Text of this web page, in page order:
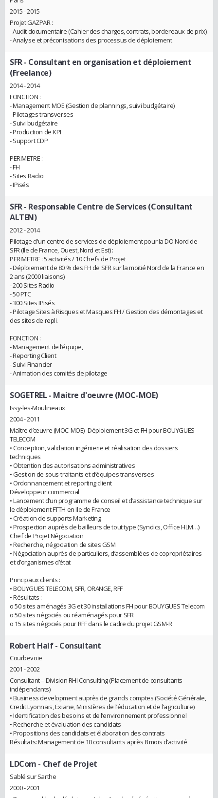
2015 - 2015
Projet GAZPAR :
- Audit documentaire (Cahier des charges, contrats, bordereaux de prix).
- Analyse et préconisations des processus de déploiement
SFR- Consultant en organisation et déploiement
(Freelance)
2014 - 2014
FONCTION :
- Management MOE (Gestion de plannings, suivi budgétaire)
- Pilotages transverses
- Suivi budgétaire
- Production de KPI
- Support CDP
PERIMETRE :
- FH
- Sites Radio
- IPisés
SFR- Responsable Centre de Services (Consultant
ALTEN)
2012 - 2014
Pilotage d'un centre de services de déploiement pour la DO Nord de
SFR (Ile de France, Ouest, Nord et Est) :
PERIMETRE : 5 activités / 10 Chefs de Projet
- Déploiement de 80 % des FH de SFR sur la moitié Nord de la France en
2 ans (2000 liaisons).
- 200 Sites Radio
- 50 PTC
- 300 Sites IPisés
- Pilotage Sites à Risques et Masques FH / Gestion des démontages et
des sites de repli.
FONCTION :
- Management de l’équipe,
- Reporting Client
- Suivi Financier
- Animation des comités de pilotage
SOGETREL - Maitre d'oeuvre (MOC-MOE)
Issy-les-Moulineaux
2004 - 2011
Maître d’œuvre (MOC-MOE)- Déploiement 3G et FH pour BOUYGUES
TELECOM
• Conception, validation ingénierie et réalisation des dossiers
techniques
• Obtention des autorisations administratives
• Gestion de sous-traitants et d’équipes transverses
• Ordonnancement et reporting client
Développeur commercial
• Lancement d’un programme de conseil et d’assistance technique sur
le déploiement FTTH en Ile de France
• Création de supports Marketing
• Prospection auprès de bailleurs de tout type (Syndics, Office HLM…)
Chef de Projet Négociation
• Recherche, négociation de sites GSM
• Négociation auprès de particuliers, d’assemblées de copropriétaires
et d’organismes d’état
Principaux clients :
• BOUYGUES TELECOM, SFR, ORANGE, RFF
• Résultats :
o 50 sites aménagés 3G et 30 installations FH pour BOUYGUES Telecom
o 50 sites négociés ou réaménagés pour SFR
o 15 sites négociés pour RFF dans le cadre du projet GSM-R
Robert Half- Consultant
Courbevoie
2001 - 2002
Consultant – Division RHI Consulting (Placement de consultants
indépendants)
• Business development auprès de grands comptes (Société Générale,
Credit Lyonnais, Exiane, Ministères de l’éducation et de l’agriculture)
• Identification des besoins et de l’environnement professionnel
• Recherche et évaluation des candidats
• Propositions des candidats et élaboration des contrats
Résultats: Management de 10 consultants après 8 mois d’activité
LDCom - Chef de Projet
Sablé sur Sarthe
2000 - 2001